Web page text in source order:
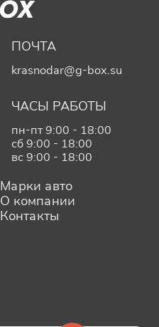
ПОЧТА
krasnodar@g-box.su
ЧАСЫ РАБОТЫ
пн-пт 9:00 - 18:00
сб 9:00 - 18:00
вс 9:00 - 18:00
Марки авто
О компании
Контакты